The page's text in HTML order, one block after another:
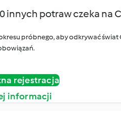
innych potraw czeka na
próbnego, aby odkrywać
rejestracja
informacji